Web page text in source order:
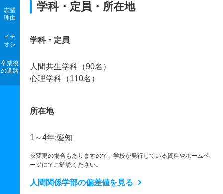
志望
理由
イチ
オシ
卒業後
の進路
学科・定員・所在地
学科・定員
人間共生学科（90名）
心理学科（110名）
所在地
1～4年:愛知
※変更の場合もありますので、学校が発行している資料やホームペ
ージにてご確認ください。
人間関係学部の偏差値を見る